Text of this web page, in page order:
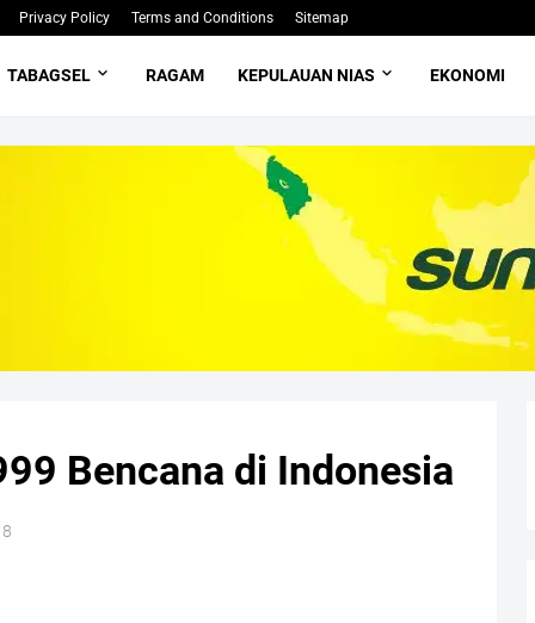
Privacy Policy Terms and Conditions Sitemap
TABAGSEL RAGAM KEPULAUAN NIAS EKONOMI
Bencana di Indonesia